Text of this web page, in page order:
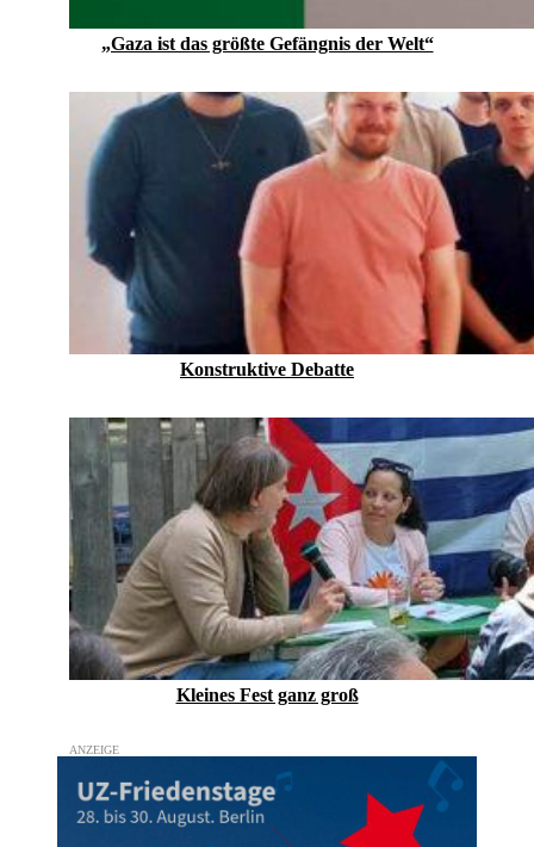
„Gaza ist das größte Gefängnis der Welt“
Konstruktive Debatte
Kleines Fest ganz groß